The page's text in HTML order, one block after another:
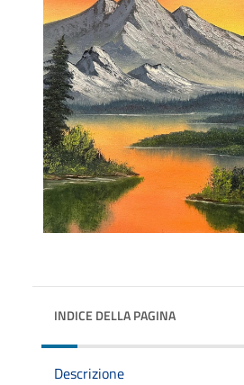
INDICE DELLA PAGINA
Descrizione